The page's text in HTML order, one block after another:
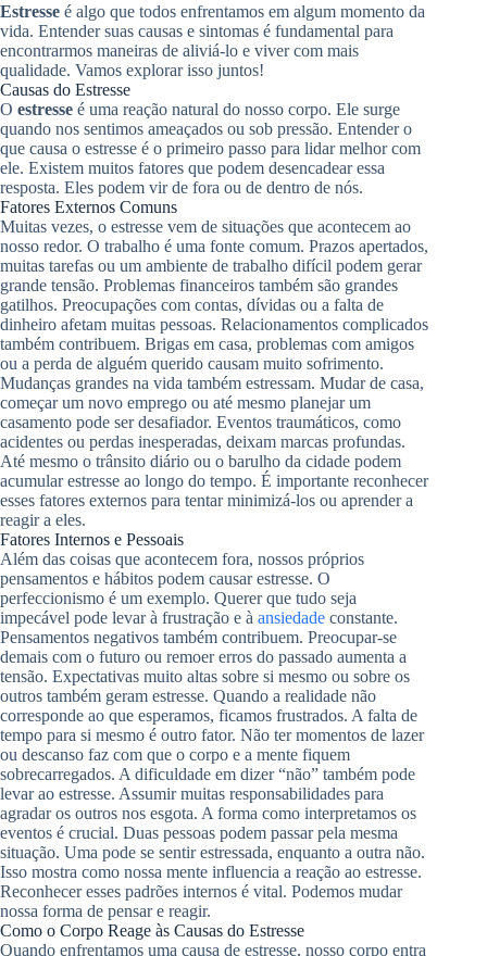
Estresse é algo que todos enfrentamos em algum momento da
vida. Entender suas causas e sintomas é fundamental para
encontrarmos maneiras de aliviá-lo e viver com mais
qualidade. Vamos explorar isso juntos!
Causas do Estresse
O estresse é uma reação natural do nosso corpo. Ele surge
quando nos sentimos ameaçados ou sob pressão. Entender o
que causa o estresse é o primeiro passo para lidar melhor com
ele. Existem muitos fatores que podem desencadear essa
resposta. Eles podem vir de fora ou de dentro de nós.
Fatores Externos Comuns
Muitas vezes, o estresse vem de situações que acontecem ao
nosso redor. O trabalho é uma fonte comum. Prazos apertados,
muitas tarefas ou um ambiente de trabalho difícil podem gerar
grande tensão. Problemas financeiros também são grandes
gatilhos. Preocupações com contas, dívidas ou a falta de
dinheiro afetam muitas pessoas. Relacionamentos complicados
também contribuem. Brigas em casa, problemas com amigos
ou a perda de alguém querido causam muito sofrimento.
Mudanças grandes na vida também estressam. Mudar de casa,
começar um novo emprego ou até mesmo planejar um
casamento pode ser desafiador. Eventos traumáticos, como
acidentes ou perdas inesperadas, deixam marcas profundas.
Até mesmo o trânsito diário ou o barulho da cidade podem
acumular estresse ao longo do tempo. É importante reconhecer
esses fatores externos para tentar minimizá-los ou aprender a
reagir a eles.
Fatores Internos e Pessoais
Além das coisas que acontecem fora, nossos próprios
pensamentos e hábitos podem causar estresse. O
perfeccionismo é um exemplo. Querer que tudo seja
impecável pode levar à frustração e à ansiedade constante.
Pensamentos negativos também contribuem. Preocupar-se
demais com o futuro ou remoer erros do passado aumenta a
tensão. Expectativas muito altas sobre si mesmo ou sobre os
outros também geram estresse. Quando a realidade não
corresponde ao que esperamos, ficamos frustrados. A falta de
tempo para si mesmo é outro fator. Não ter momentos de lazer
ou descanso faz com que o corpo e a mente fiquem
sobrecarregados. A dificuldade em dizer “não” também pode
levar ao estresse. Assumir muitas responsabilidades para
agradar os outros nos esgota. A forma como interpretamos os
eventos é crucial. Duas pessoas podem passar pela mesma
situação. Uma pode se sentir estressada, enquanto a outra não.
Isso mostra como nossa mente influencia a reação ao estresse.
Reconhecer esses padrões internos é vital. Podemos mudar
nossa forma de pensar e reagir.
Como o Corpo Reage às Causas do Estresse
Quando enfrentamos uma causa de estresse, nosso corpo entra